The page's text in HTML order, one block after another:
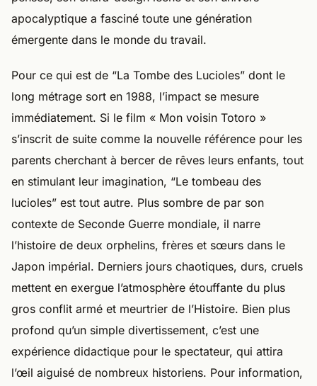
apocalyptique a fasciné toute une génération
émergente dans le monde du travail.
Pour ce qui est de “La Tombe des Lucioles” dont le
long métrage sort en 1988, l’impact se mesure
immédiatement. Si le film « Mon voisin Totoro »
s’inscrit de suite comme la nouvelle référence pour les
parents cherchant à bercer de rêves leurs enfants, tout
en stimulant leur imagination, “Le tombeau des
lucioles” est tout autre. Plus sombre de par son
contexte de Seconde Guerre mondiale, il narre
l’histoire de deux orphelins, frères et sœurs dans le
Japon impérial. Derniers jours chaotiques, durs, cruels
mettent en exergue l’atmosphère étouffante du plus
gros conflit armé et meurtrier de l’Histoire. Bien plus
profond qu’un simple divertissement, c’est une
expérience didactique pour le spectateur, qui attira
l’œil aiguisé de nombreux historiens. Pour information,